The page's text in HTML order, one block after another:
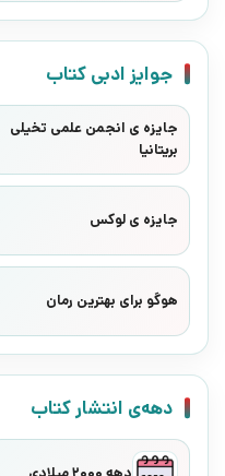
جوایز ادبی کتاب
جایزه ی انجمن علمی تخیلی
بریتانیا
جایزه ی لوکس
هوگو برای بهترین رمان
دهه‌ی انتشار کتاب